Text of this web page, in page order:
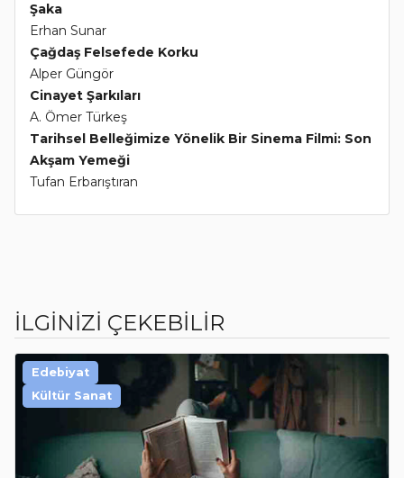
Şaka
Erhan Sunar
Çağdaş Felsefede Korku
Alper Güngör
Cinayet Şarkıları
A. Ömer Türkeş
Tarihsel Belleğimize Yönelik Bir Sinema Filmi: Son
Akşam Yemeği
Tufan Erbarıştıran
İLGİNİZİ ÇEKEBİLİR
Edebiyat
Kültür Sanat